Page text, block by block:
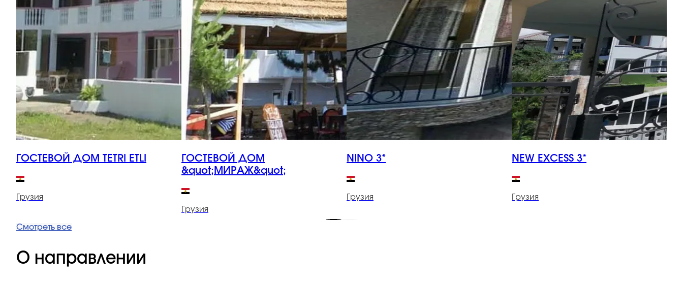
ГОСТЕВОЙ ДОМ TETRI ETLI
Грузия
ГОСТЕВОЙ ДОМ
&quot;МИРАЖ&quot;
Грузия
NINO 3*
Грузия
NEW EXCESS 3*
Грузия
Смотреть все
О направлении